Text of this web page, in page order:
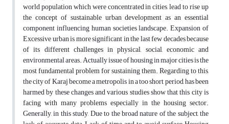
world population which were concentrated in cities, lead to rise up
the concept of sustainable urban development as an essential
component influencing human societies landscape. Expansion of
Excessive urban is more significant in the last few decades because
of its different challenges in physical, social, economic and
environmental areas. Actually issue of housing in major cities is the
most fundamental problem for sustaining them. Regarding to this,
the city of Karaj become a metropolis in a too short period, has been
harmed by these changes and various studies show that this city is
facing with many problems especially in the housing sector.
Generally, in this study, Due to the broad nature of the subject, the